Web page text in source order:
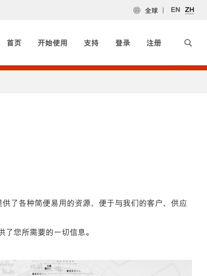
EN ZH
全球
首页 开始使用 支持 登录 注册
了各种简便易用的资源，便于与我们的客户、供应
您所需要的一切信息。